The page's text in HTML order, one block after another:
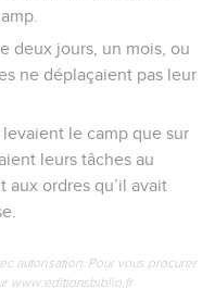
deux jours, un mois, ou
ne déplaçaient pas leur
le camp que sur
leurs tâches au
aux ordres qu’il avait
autorisation. Pour vous procurer
www.editionsbiblio.fr